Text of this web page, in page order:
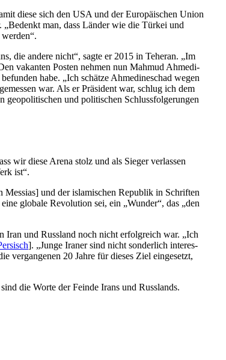
diese sich den USA und der Europäi­schen Union
man, dass Länder wie die Türkei und
die andere nicht“, sagte er 2015 in Teheran. „Im
vakanten Posten nehmen nun Mahmud Ahmedi­
habe. „Ich schätze Ahmedi­ne­schad wegen
war. Als er Präsident war, schlug ich dem
geopo­li­ti­schen und politi­schen Schluss­fol­ge­rungen
wir diese Arena stolz und als Sieger verlassen
ist“.
Messias] und der islami­schen Republik in Schriften
globale Revolution sei, ein „Wunder“, das „den
Iran und Russland noch nicht erfolg­reich war. „Ich
]. „Junge Iraner sind nicht sonderlich inter­es­
vergan­genen 20 Jahre für dieses Ziel einge­setzt,
die Worte der Feinde Irans und Russlands.